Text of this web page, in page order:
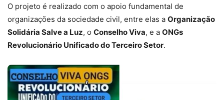
O projeto é realizado com o apoio fundamental de
organizações da sociedade civil, entre elas a Organização
Solidária Salve a Luz, o Conselho Viva, e a ONGs
Revolucionário Unificado do Terceiro Setor.